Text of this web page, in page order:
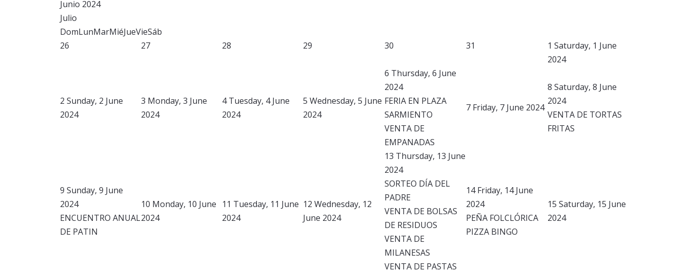
Junio 2024
Julio
DomLunMarMiéJueVieSáb
26
27 28 29 30 31 1 Saturday, 1 June
2024
2 Sunday, 2 June
2024
3 Monday, 3 June
2024
4 Tuesday, 4 June
2024
5 Wednesday, 5 June
2024
6 Thursday, 6 June
2024
FERIA EN PLAZA
SARMIENTO
VENTA DE
EMPANADAS
7 Friday, 7 June 2024
8 Saturday, 8 June
2024
VENTA DE TORTAS
FRITAS
9 Sunday, 9 June
2024
ENCUENTRO ANUAL
DE PATIN
10 Monday, 10 June
2024
11 Tuesday, 11 June
2024
12 Wednesday, 12
June 2024
13 Thursday, 13 June
2024
SORTEO DÍA DEL
PADRE
VENTA DE BOLSAS
DE RESIDUOS
VENTA DE
MILANESAS
VENTA DE PASTAS
14 Friday, 14 June
2024
PEÑA FOLCLÓRICA
PIZZA BINGO
15 Saturday, 15 June
2024